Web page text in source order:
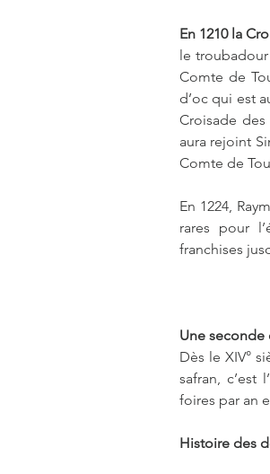
En 1210 la
le
Comte de
d’oc qui est
Croisade
aura rejoint
Comte de
En 1224,
rares pour
franchises
Une seconde
Dès le XIV°
safran, c’est
foires par an
Histoire des